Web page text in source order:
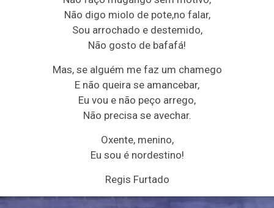
Não digo miolo de pote,no falar,
Sou arrochado e destemido,
Não gosto de bafafá!
Mas, se alguém me faz um chamego
E não queira se amancebar,
Eu vou e não peço arrego,
Não precisa se avechar.
Oxente, menino,
Eu sou é nordestino!
Regis Furtado